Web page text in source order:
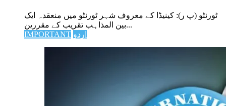
ٹورنٹو (پ ر): کینیڈا کے معروف شہر ٹورنٹو میں منعقدہ ایک
بین المذاہب تقریب کے مقررین...
IMPORTANT اردو